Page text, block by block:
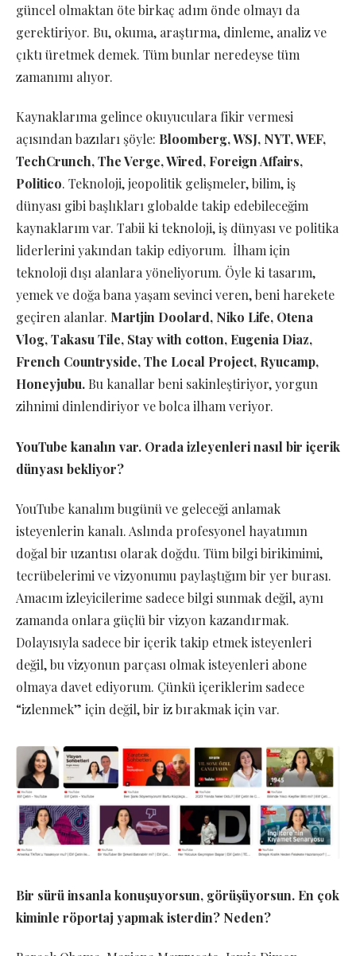
güncel olmaktan öte birkaç adım önde olmayı da
gerektiriyor. Bu, okuma, araştırma, dinleme, analiz ve
çıktı üretmek demek. Tüm bunlar neredeyse tüm
zamanımı alıyor.
Kaynaklarıma gelince okuyuculara fikir vermesi
açısından bazıları şöyle: Bloomberg, WSJ, NYT, WEF,
TechCrunch, The Verge, Wired, Foreign Affairs,
Politico. Teknoloji, jeopolitik gelişmeler, bilim, iş
dünyası gibi başlıkları globalde takip edebileceğim
kaynaklarım var. Tabii ki teknoloji, iş dünyası ve politika
liderlerini yakından takip ediyorum. İlham için
teknoloji dışı alanlara yöneliyorum. Öyle ki tasarım,
yemek ve doğa bana yaşam sevinci veren, beni harekete
geçiren alanlar. Martjin Doolard, Niko Life, Otena
Vlog, Takasu Tile, Stay with cotton, Eugenia Diaz,
French Countryside, The Local Project, Ryucamp,
Honeyjubu. Bu kanallar beni sakinleştiriyor, yorgun
zihnimi dinlendiriyor ve bolca ilham veriyor.
YouTube kanalın var. Orada izleyenleri nasıl bir içerik
dünyası bekliyor?
YouTube kanalım bugünü ve geleceği anlamak
isteyenlerin kanalı. Aslında profesyonel hayatımın
doğal bir uzantısı olarak doğdu. Tüm bilgi birikimimi,
tecrübelerimi ve vizyonumu paylaştığım bir yer burası.
Amacım izleyicilerime sadece bilgi sunmak değil, aynı
zamanda onlara güçlü bir vizyon kazandırmak.
Dolayısıyla sadece bir içerik takip etmek isteyenleri
değil, bu vizyonun parçası olmak isteyenleri abone
olmaya davet ediyorum. Çünkü içeriklerim sadece
“izlenmek” için değil, bir iz bırakmak için var.
Bir sürü insanla konuşuyorsun, görüşüyorsun. En çok
kiminle röportaj yapmak isterdin? Neden?